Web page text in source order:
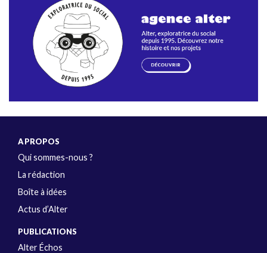
A PROPOS
Qui sommes-nous ?
La rédaction
Boîte à idées
Actus d’Alter
PUBLICATIONS
Alter Échos